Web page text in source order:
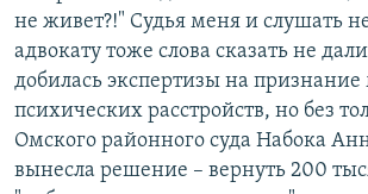
не живет?!" Судья меня и слушать
адвокату тоже слова сказать не
добилась экспертизы на
психических расстройств, но без
Омского районного суда Набока
вынесла решение – вернуть 200